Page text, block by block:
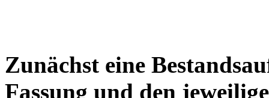
Zunächst eine
Fassung und den